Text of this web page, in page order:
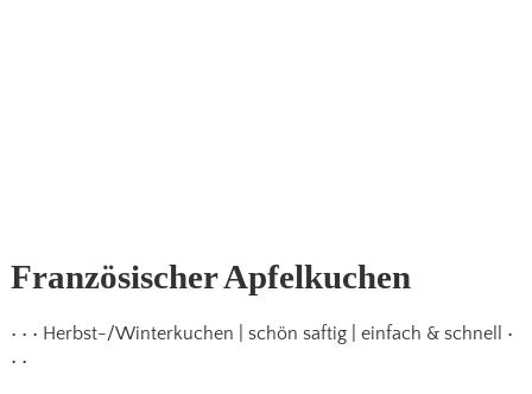
Französischer Apfelkuchen
• • • Herbst-/Winterkuchen | schön saftig | einfach & schnell •
• •